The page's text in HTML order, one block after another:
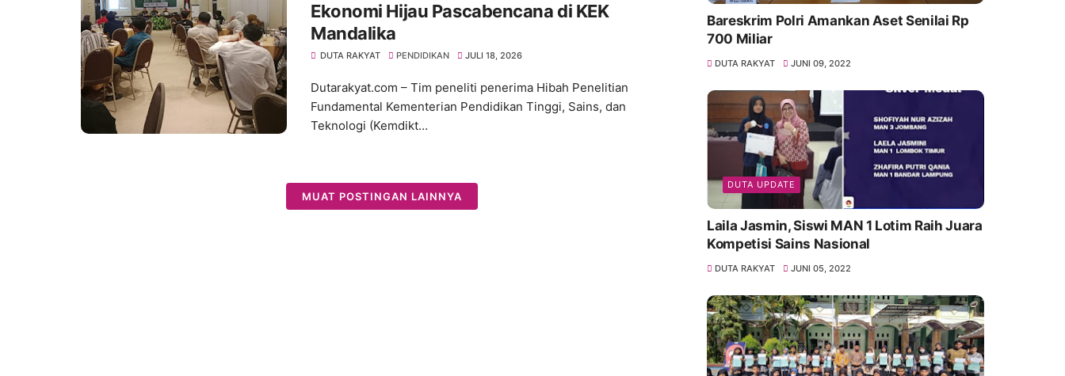
Ekonomi Hijau Pascabencana di KEK
Mandalika
DUTA RAKYAT PENDIDIKAN JULI 18, 2026
Dutarakyat.com – Tim peneliti penerima Hibah Penelitian
Fundamental Kementerian Pendidikan Tinggi, Sains, dan
Teknologi (Kemdikt…
MUAT POSTINGAN LAINNYA
Bareskrim Polri Amankan Aset Senilai Rp
700 Miliar
DUTA RAKYAT JUNI 09, 2022
DUTA UPDATE
Laila Jasmin, Siswi MAN 1 Lotim Raih Juara
Kompetisi Sains Nasional
DUTA RAKYAT JUNI 05, 2022